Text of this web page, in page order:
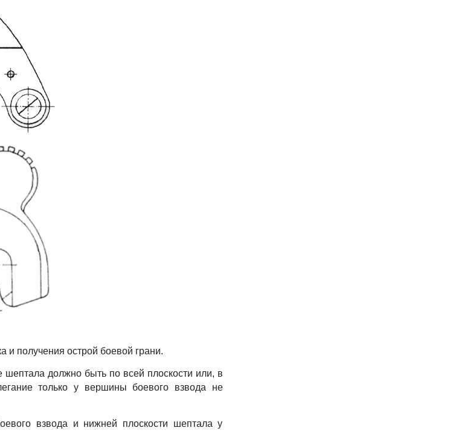
и получения острой боевой грани.
шептала должно быть по всей плоскости или, в
только у вершины боевого взвода не
взвода и нижней плоскости шептала у